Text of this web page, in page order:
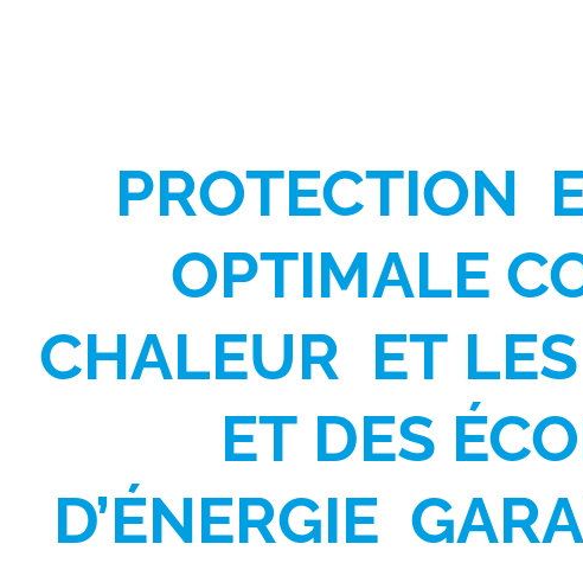
PROTECTION
OPTIMALE
CHALEUR ET LES
ET DES
D’ÉNERGIE